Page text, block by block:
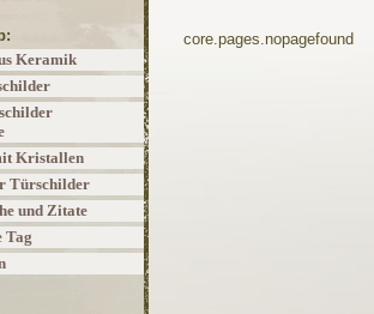
Keramik
Kristallen
Türschilder
und Zitate
Tag
core.pages.nopagefound